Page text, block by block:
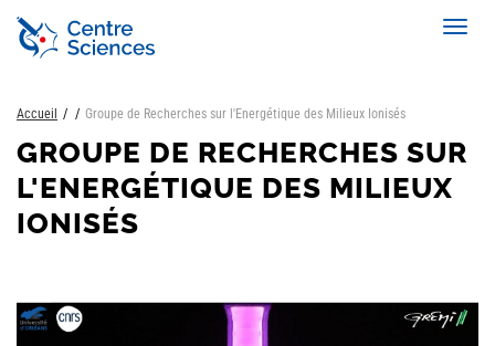
Aller
contenu
Accueil Groupe de Recherches sur l'Energétique des Milieux Ionisés
GROUPE DE RECHERCHES SUR
L'ENERGÉTIQUE DES MILIEUX
IONISÉS